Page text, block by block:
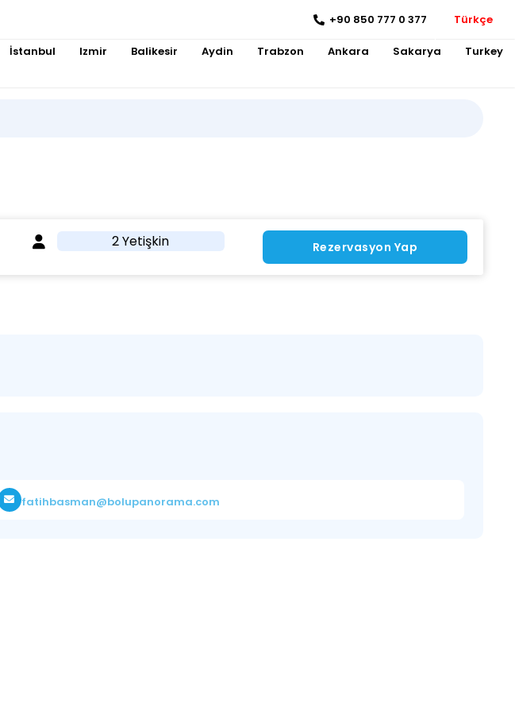
+90 850 777 0 377 Türkçe
İstanbul Izmir Balikesir Aydin Trabzon Ankara Sakarya Turkey
2 Yetişkin Rezervasyon Yap
fatihbasman@bolupanorama.com